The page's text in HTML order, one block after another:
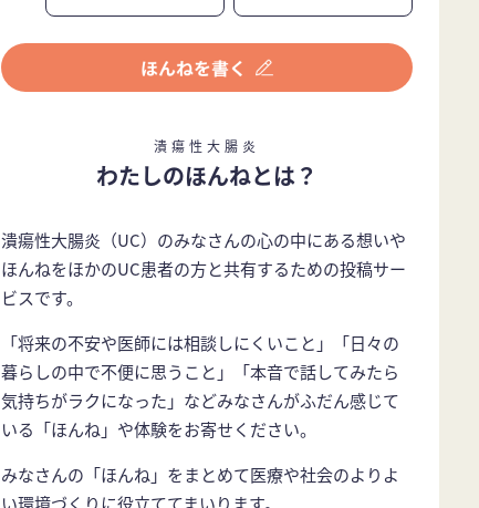
潰瘍性大腸炎
わたしのほんねとは？
潰瘍性大腸炎（UC）のみなさんの心の中にある想いや
ほんねをほかのUC患者の方と共有するための投稿サー
ビスです。
「将来の不安や医師には相談しにくいこと」「日々の
暮らしの中で不便に思うこと」「本音で話してみたら
気持ちがラクになった」などみなさんがふだん感じて
いる「ほんね」や体験をお寄せください。
みなさんの「ほんね」をまとめて医療や社会のよりよ
い環境づくりに役立ててまいります。